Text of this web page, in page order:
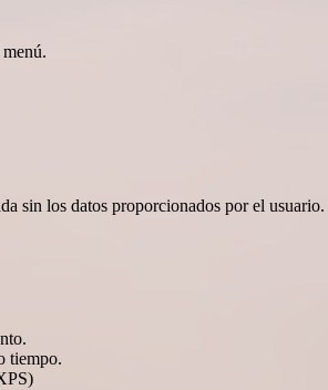
sin los datos proporcionados por el usuario.
tiempo.